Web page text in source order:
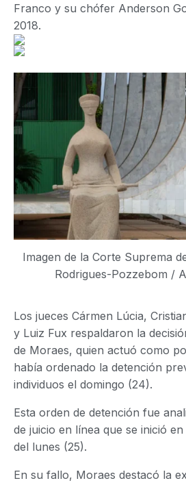
Franco y su chófer Anderson
2018.
Imagen de la Corte Suprema
Rodrigues-Pozzebom /
Los jueces Cármen Lúcia,
y Luiz Fux respaldaron la
de Moraes, quien actuó como
había ordenado la detención
individuos el domingo (24).
Esta orden de detención fue
de juicio en línea que se inició
del lunes (25).
En su fallo, Moraes destacó la